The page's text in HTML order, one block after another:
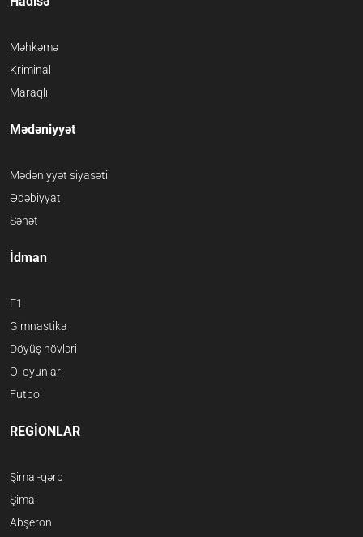
Məhkəmə
Kriminal
Maraqlı
Mədəniyyət
Mədəniyyət siyasəti
Ədəbiyyat
Sənət
İdman
F1
Gimnastika
Döyüş növləri
Əl oyunları
Futbol
REGİONLAR
Şimal-qərb
Şimal
Abşeron